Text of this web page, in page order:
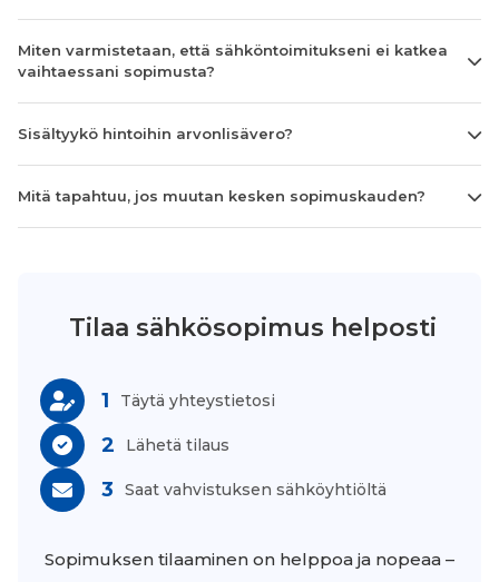
Miten varmistetaan, että sähköntoimitukseni ei katkea
vaihtaessani sopimusta?
Sisältyykö hintoihin arvonlisävero?
Mitä tapahtuu, jos muutan kesken sopimuskauden?
Tilaa sähkösopimus helposti
1 Täytä yhteystietosi
2 Lähetä tilaus
3 Saat vahvistuksen sähköyhtiöltä
Sopimuksen tilaaminen on helppoa ja nopeaa –